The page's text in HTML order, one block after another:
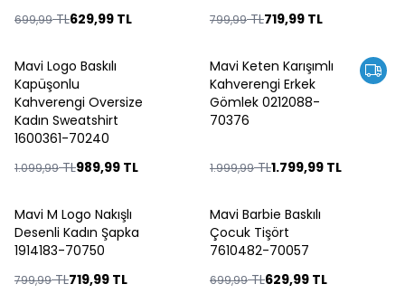
699,99TL629,99 TL 799,99TL719,99 TL
%10
Mavi Logo Baskılı
Kapüşonlu
Kahverengi Oversize
Kadın Sweatshirt
1600361-70240
1.099,99TL989,99 TL
%10
Mavi Keten Karışımlı
Kahverengi Erkek
Gömlek 0212088-
70376
1.999,99TL1.799,99 TL
%10
Mavi M Logo Nakışlı
Desenli Kadın Şapka
1914183-70750
799,99TL719,99 TL
%10
Mavi Barbie Baskılı
Çocuk Tişört
7610482-70057
699,99TL629,99 TL